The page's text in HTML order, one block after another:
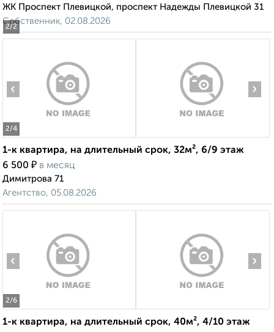
2/2
ЖК Проспект Плевицкой, проспект Надежды Плевицкой 31
Собственник, 02.08.2026
2/4
‹ ›
1-к квартира, на длительный срок, 32м², 6/9 этаж
6 500 ₽ в месяц
Димитрова 71
Агентство, 05.08.2026
2/6
‹ ›
1-к квартира, на длительный срок, 40м², 4/10 этаж